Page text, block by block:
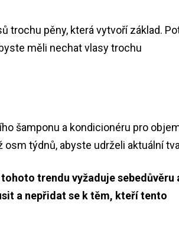
trochu pěny, která vytvoří základ.
měli nechat vlasy trochu
šamponu a kondicionéru pro
týdnů, abyste udrželi aktuální
trendu vyžaduje sebedůvěru
a nepřidat se k těm, kteří tento